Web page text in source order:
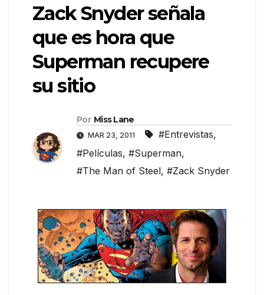
Zack Snyder señala
que es hora que
Superman recupere
su sitio
Por Miss Lane
MAR 23, 2011 #Entrevistas,
#Películas, #Superman,
#The Man of Steel, #Zack Snyder